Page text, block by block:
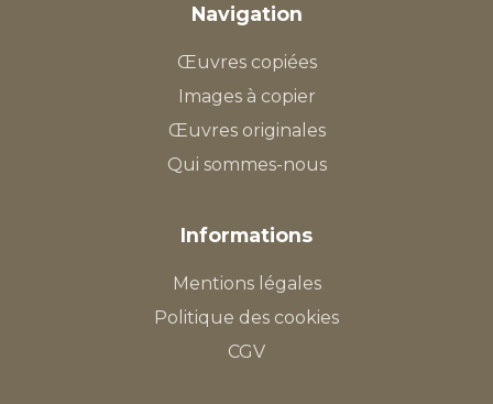
Navigation
Œuvres copiées
Images à copier
Œuvres originales
Qui sommes-nous
Informations
Mentions légales
Politique des cookies
CGV